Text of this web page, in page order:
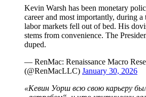
Kevin Warsh has been monetary
career and most importantly, during a
labor markets fell out of bed. His
stems from convenience. The
duped.
— RenMac: Renaissance Macro
(@RenMacLLC) January 30, 2026
«Кевин Уорш всю свою карьеру